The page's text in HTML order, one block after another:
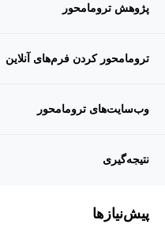
پژوهش تروما‌محور
تروما‌محور کردن فرم‌های آنلاین
وب‌سایت‌های تروما‌محور
نتیجه‌گیری
پیش‌نیاز‌ها